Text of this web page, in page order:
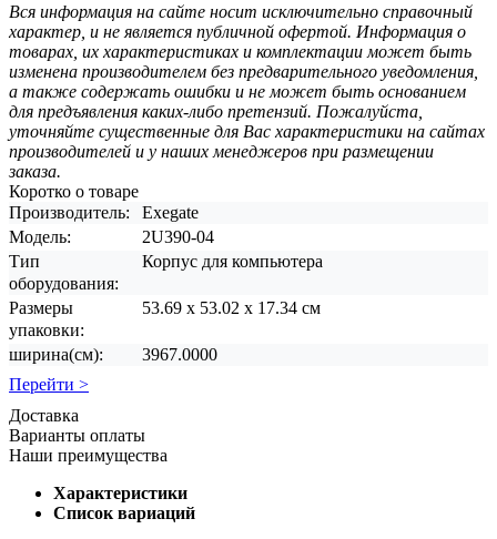
Вся информация на сайте носит исключительно справочный
характер, и не является публичной офертой. Информация о
товарах, их характеристиках и комплектации может быть
изменена производителем без предварительного уведомления,
а также содержать ошибки и не может быть основанием
для предъявления каких-либо претензий. Пожалуйста,
уточняйте существенные для Вас характеристики на сайтах
производителей и у наших менеджеров при размещении
заказа.
Коротко о товаре
Производитель:
Exegate
Модель:
2U390-04
Тип
оборудования:
Корпус для компьютера
Размеры
упаковки:
53.69 x 53.02 x 17.34 см
ширина(см):
3967.0000
Перейти >
Доставка
Варианты оплаты
Наши преимущества
Характеристики
Список вариаций